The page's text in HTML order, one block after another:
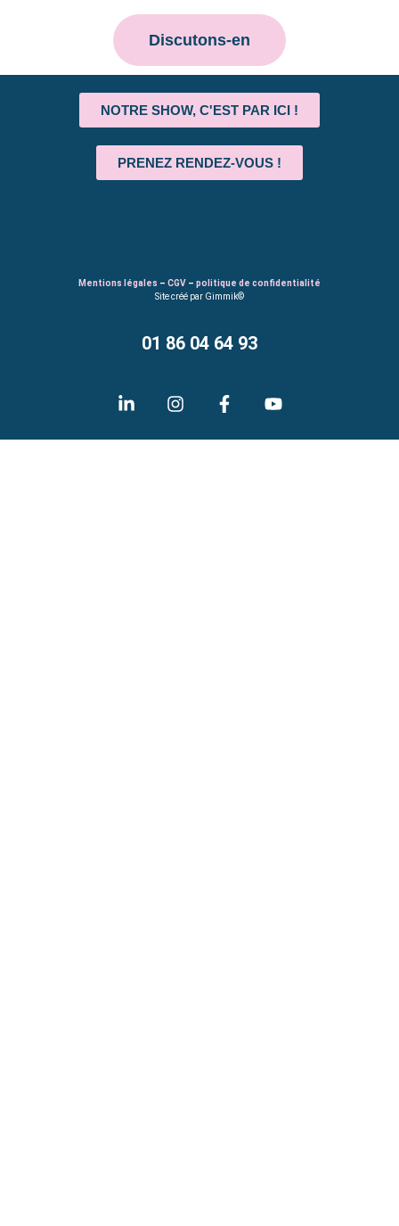
Discutons-en
NOTRE SHOW, C'EST PAR ICI !
PRENEZ RENDEZ-VOUS !
Mentions légales – CGV – politique de confidentialité
Site créé par Gimmik©
01 86 04 64 93